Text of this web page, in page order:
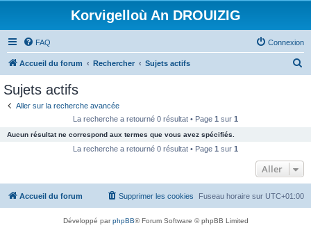
Korvigelloù An DROUIZIG
FAQ Connexion
Accueil du forum Rechercher Sujets actifs
c
e
Sujets actifs
Aller sur la recherche avancée
La recherche a retourné 0 résultat • Page 1 sur 1
Aucun résultat ne correspond aux termes que vous avez spécifiés.
La recherche a retourné 0 résultat • Page 1 sur 1
Aller
Accueil du forum Fuseau horaire sur UTC+01:00
Supprimer les cookies
Développé parphpBB® Forum Software © phpBB Limited